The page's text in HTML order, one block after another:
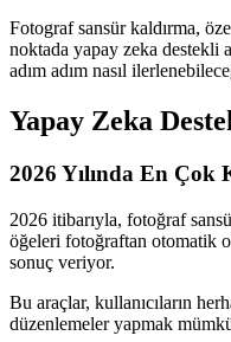
Fotograf sansür kaldırma,
noktada yapay zeka destekli
adım adım nasıl
Yapay Zeka
2026 Yılında En Çok
2026 itibarıyla, fotoğraf
öğeleri fotoğraftan otomatik
sonuç veriyor.
Bu araçlar, kullanıcıların
düzenlemeler yapmak